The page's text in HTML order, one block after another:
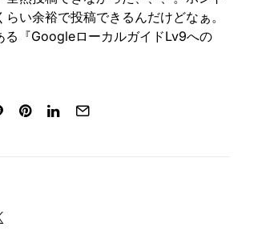
い余裕で投稿できるんだけどなぁ。
る『GoogleローカルガイドLv9への